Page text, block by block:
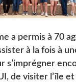
a permis à 70
à la fois à
s’imprégner
de visiter l’île